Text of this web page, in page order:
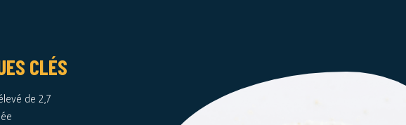
CLÉS
de 2,7